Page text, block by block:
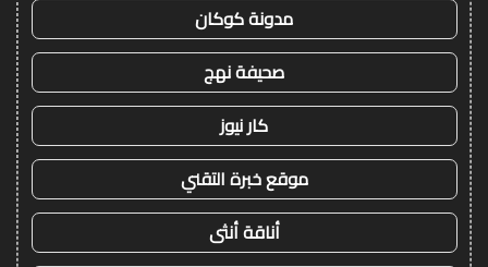
مدونة كوكان
صحيفة نهج
كار نيوز
موقع خبرة التقني
أناقة أنثى